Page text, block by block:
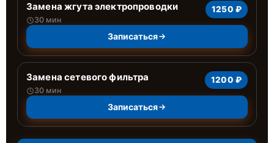
Замена жгута электропроводки
30 мин
1250 ₽
Записаться
Замена сетевого фильтра
30 мин
1200 ₽
Записаться